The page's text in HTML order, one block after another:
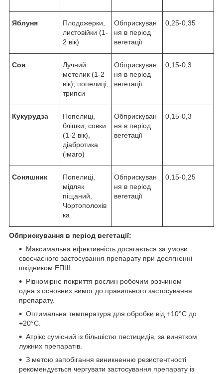
Яблуня
Плодожерки,
листовійки (1-
2 вік)
Обприскуван
ня в період
вегетації
0,25-0,35
Соя
Лучний
метелик (1-2
вік), попелиці,
трипси
Обприскуван
ня в період
вегетації
0,15-0,3
Кукурудза
Попелиці,
блішки, совки
(1-2 вік),
діабротика
(імаго)
Обприскуван
ня в період
вегетації
0,15-0,3
Соняшник
Попелиці,
мідляк
піщаний,
Чортополохів
ка
Обприскуван
ня в період
вегетації
0,15-0,25
Обприскування в період вегетації:
Максимальна ефективність досягається за умови
своєчасного застосування препарату при досягненні
шкідником ЕПШ.
Рівномірне покриття рослин робочим розчином –
одна з основних вимог до правильного застосування
препарату.
Оптимальна температура для обробки від +10°С до
+20°С.
Атрікс сумісний із більшістю пестицидів, за винятком
лужних препаратів.
З метою запобігання виникненню резистентності
рекомендується чергувати застосування препарату із